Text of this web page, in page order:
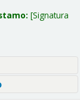
Signatura